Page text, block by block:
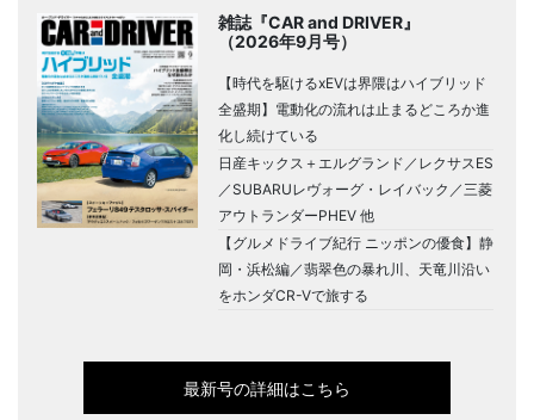
雑誌『CAR and DRIVER』
（2026年9月号）
【時代を駆けるxEVは界隈はハイブリッド
全盛期】電動化の流れは止まるどころか進
化し続けている
日産キックス＋エルグランド／レクサスES
／SUBARUレヴォーグ・レイバック／三菱
アウトランダーPHEV 他
【グルメドライブ紀行 ニッポンの優食】静
岡・浜松編／翡翠色の暴れ川、天竜川沿い
をホンダCR-Vで旅する
最新号の詳細はこちら